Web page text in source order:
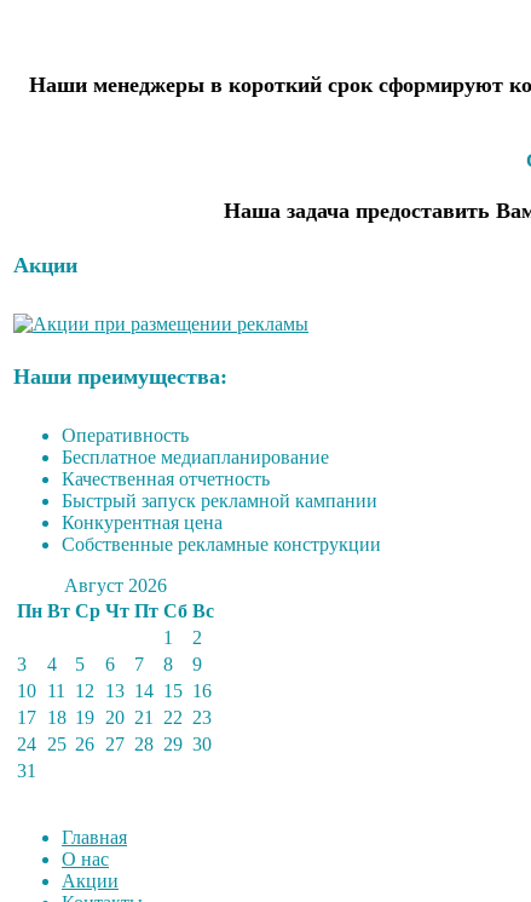
Наши менеджеры в короткий срок сформируют
Наша задача предоставить
Акции
Наши преимущества:
Оперативность
Бесплатное медиапланирование
Качественная отчетность
Быстрый запуск рекламной кампании
Конкурентная цена
Собственные рекламные конструкции
Август 2026
Пн Вт Ср Чт Пт Сб Вс
1
2
3
4 5 6 7 8
9
10 11 12 13 14 15 16
17 18 19 20 21 22 23
24 25 26 27 28 29 30
31
Главная
О нас
Акции